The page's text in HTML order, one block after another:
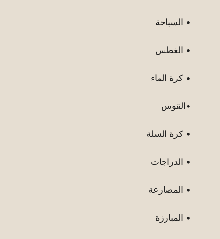
• السباحة
• الغطس
• كرة الماء
•القوس
• كرة السلة
• الدراجات
• المصارعة
• المبارزة